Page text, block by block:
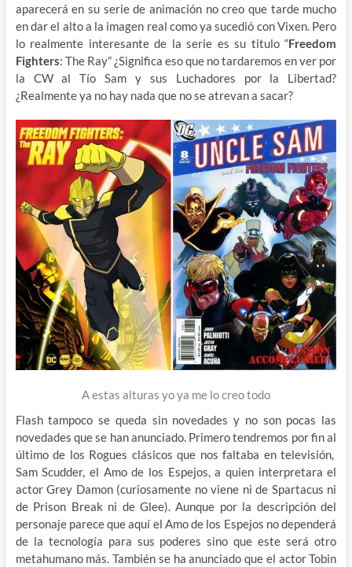
aparecerá en su serie de animación no creo que tarde mucho
en dar el alto a la imagen real como ya sucedió con Vixen. Pero
lo realmente interesante de la serie es su titulo “Freedom
Fighters: The Ray” ¿Significa eso que no tardaremos en ver por
la CW al Tío Sam y sus Luchadores por la Libertad?
¿Realmente ya no hay nada que no se atrevan a sacar?
A estas alturas yo ya me lo creo todo
Flash tampoco se queda sin novedades y no son pocas las
novedades que se han anunciado. Primero tendremos por fin al
último de los Rogues clásicos que nos faltaba en televisión,
Sam Scudder, el Amo de los Espejos, a quien interpretara el
actor Grey Damon (curiosamente no viene ni de Spartacus ni
de Prison Break ni de Glee). Aunque por la descripción del
personaje parece que aquí el Amo de los Espejos no dependerá
de la tecnología para sus poderes sino que este será otro
metahumano más. También se ha anunciado que el actor Tobin